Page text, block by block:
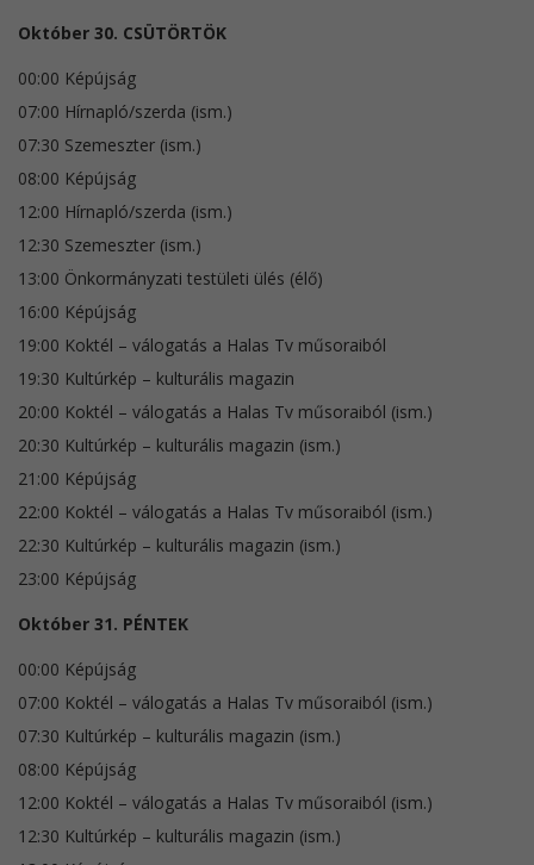
Október 30. CSÜTÖRTÖK
00:00 Képújság
07:00 Hírnapló/szerda (ism.)
07:30 Szemeszter (ism.)
08:00 Képújság
12:00 Hírnapló/szerda (ism.)
12:30 Szemeszter (ism.)
13:00 Önkormányzati testületi ülés (élő)
16:00 Képújság
19:00 Koktél – válogatás a Halas Tv műsoraiból
19:30 Kultúrkép – kulturális magazin
20:00 Koktél – válogatás a Halas Tv műsoraiból (ism.)
20:30 Kultúrkép – kulturális magazin (ism.)
21:00 Képújság
22:00 Koktél – válogatás a Halas Tv műsoraiból (ism.)
22:30 Kultúrkép – kulturális magazin (ism.)
23:00 Képújság
Október 31. PÉNTEK
00:00 Képújság
07:00 Koktél – válogatás a Halas Tv műsoraiból (ism.)
07:30 Kultúrkép – kulturális magazin (ism.)
08:00 Képújság
12:00 Koktél – válogatás a Halas Tv műsoraiból (ism.)
12:30 Kultúrkép – kulturális magazin (ism.)